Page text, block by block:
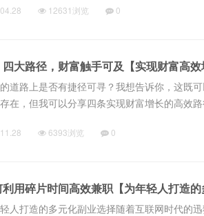
作...
12631浏览 0
大路径，财富触手可及【实现财富高效
道路上是否有捷径可寻？我想告诉你，这既
在，但我可以分享四条实现财富增长的高效
能...
6393浏览 0
用碎片时间高效兼职【为年轻人打造的
人打造的多元化副业选择随着互联网时代的